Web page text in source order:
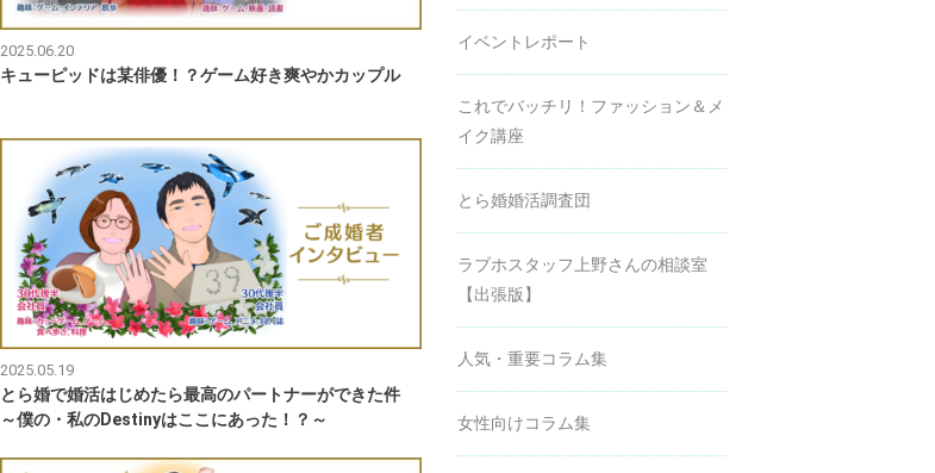
2025.06.20
キューピッドは某俳優！？ゲーム好き爽やかカップル
2025.05.19
とら婚で婚活はじめたら最高のパートナーができた件
～僕の・私のDestinyはここにあった！？～
イベントレポート
これでバッチリ！ファッション＆メ
イク講座
とら婚婚活調査団
ラブホスタッフ上野さんの相談室
【出張版】
人気・重要コラム集
女性向けコラム集